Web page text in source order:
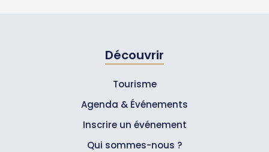
Découvrir
Tourisme
Agenda & Événements
Inscrire un événement
Qui sommes-nous ?